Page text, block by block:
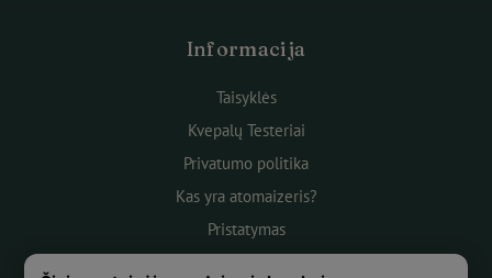
Informacija
Taisyklės
Kvepalų Testeriai
Privatumo politika
Kas yra atomaizeris?
Pristatymas